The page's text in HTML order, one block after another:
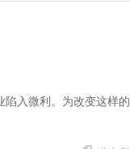
陷入微利。为改变这样